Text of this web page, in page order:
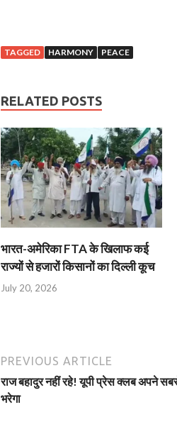
TAGGED HARMONY PEACE
RELATED POSTS
भारत-अमेरिका FTA के खिलाफ कई
राज्यों से हजारों किसानों का दिल्ली कूच
July 20, 2026
PREVIOUS ARTICLE
राज बहादुर नहीं रहे! यूपी प्रेस क्लब अपने
भरेगा